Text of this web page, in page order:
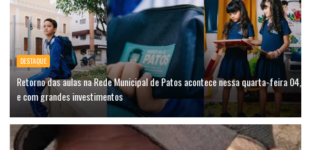
DESTAQUE
Retorno das aulas na Rede Municipal de Patos acontece nessa quarta-feira 04,
e com grandes investimentos